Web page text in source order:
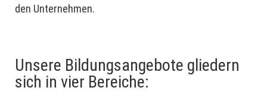
den Unternehmen.
Unsere Bildungsangebote gliedern
sich in vier Bereiche: